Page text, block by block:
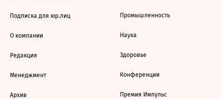
Подписка для юр.лиц
О компании
Редакция
Менеджмент
Архив
Промышленность
Наука
Здоровье
Конференции
Премия Импульс